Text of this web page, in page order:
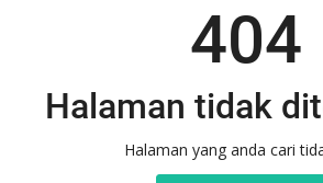
Reskrim
404
Halaman tidak
Halaman yang anda cari